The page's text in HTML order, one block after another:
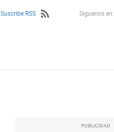
Suscribe RSS Siguenos en:
PUBLICIDAD